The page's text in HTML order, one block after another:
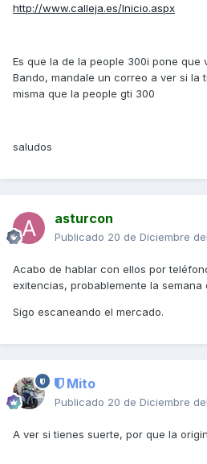
http://www.calleja.es/Inicio.aspx
Es que la de la people 300i pone que
Bando, mandale un correo a ver si la
misma que la people gti 300
saludos
asturcon
Publicado 20 de Diciembre
Acabo de hablar con ellos por
exitencias, probablemente la semana
Sigo escaneando el mercado.
Mito
Publicado 20 de Diciembre
A ver si tienes suerte, por que la